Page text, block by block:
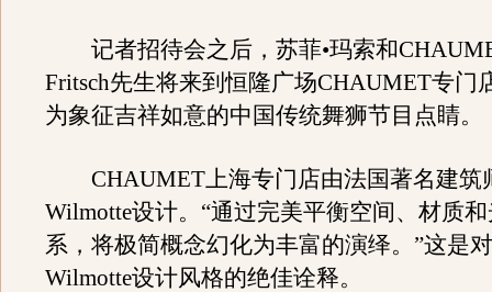
记者招待会之后，苏菲•玛索和
Fritsch先生将来到恒隆广场CHAUMET专门
为象征吉祥如意的中国传统舞狮节目点睛。
CHAUMET上海专门店由法国著名建筑
Wilmotte设计。“通过完美平衡空间、材质
系，将极简概念幻化为丰富的演绎。”这是
Wilmotte设计风格的绝佳诠释。